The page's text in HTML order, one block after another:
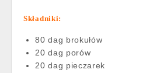
Składniki:
80 dag brokułów
20 dag porów
20 dag pieczarek